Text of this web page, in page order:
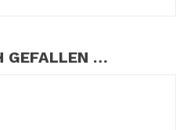
GEFALLEN …